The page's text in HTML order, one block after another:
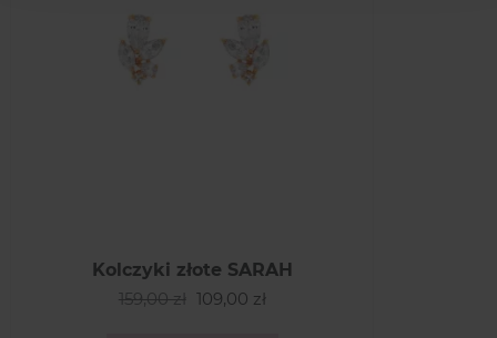
Kolczyki złote SARAH
159,00 zł 109,00 zł